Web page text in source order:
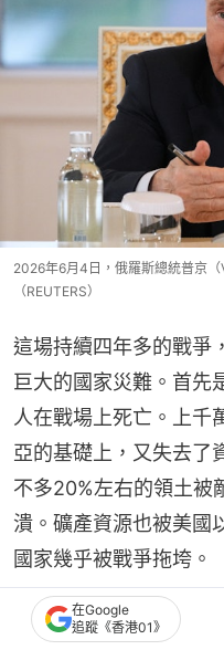
2026年6月4日，俄羅斯總統普京
（REUTERS）
這場持續四年多的戰爭
巨大的國家災難。首先
人在戰場上死亡。上千
亞的基礎上，又失去了
不多20%左右的領土被
潰。礦產資源也被美國
國家幾乎被戰爭拖垮。
俄羅斯戰爭資源雖然
在Google
追蹤《香港01》